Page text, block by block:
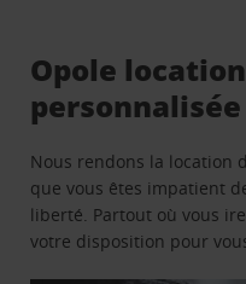
Opole
personnalisée
Nous rendons la location
que vous êtes impatient
liberté. Partout où vous
votre disposition pour